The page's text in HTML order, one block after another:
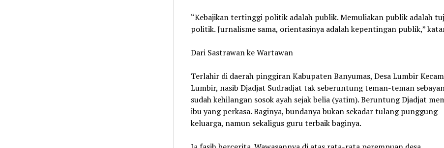
“Kebajikan tertinggi politik adalah publik. Memuliakan publik adalah
politik. Jurnalisme sama, orientasinya adalah kepentingan publik,”
Dari Sastrawan ke Wartawan
Terlahir di daerah pinggiran Kabupaten Banyumas, Desa Lumbir
Lumbir, nasib Djadjat Sudradjat tak seberuntung teman-teman
sudah kehilangan sosok ayah sejak belia (yatim). Beruntung Djadjat
ibu yang perkasa. Baginya, bundanya bukan sekadar tulang punggung
keluarga, namun sekaligus guru terbaik baginya.